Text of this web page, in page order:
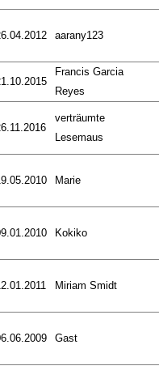
aarany123
Francis Garcia
Reyes
verträumte
Lesemaus
Marie
Kokiko
Miriam Smidt
Gast